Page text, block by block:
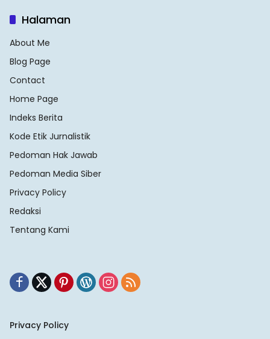
Halaman
About Me
Blog Page
Contact
Home Page
Indeks Berita
Kode Etik Jurnalistik
Pedoman Hak Jawab
Pedoman Media Siber
Privacy Policy
Redaksi
Tentang Kami
Privacy Policy